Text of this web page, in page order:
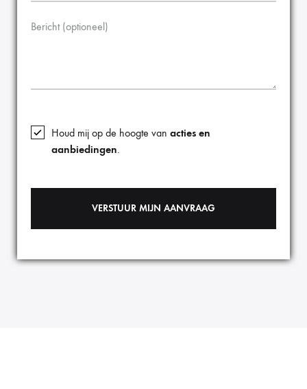
Bericht (optioneel)
Houd mij op de hoogte van acties en
aanbiedingen